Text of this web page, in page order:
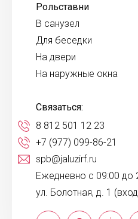
Рольставни
В санузел
Для беседки
На двери
На наружные окна
Связаться:
8 812 501 12 23
+7 (977) 099-86-21
spb@jaluzirf.ru
Ежедневно с 09:00 до
ул. Болотная, д. 1